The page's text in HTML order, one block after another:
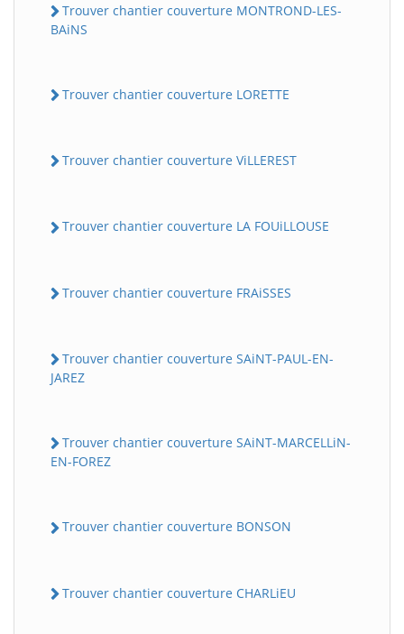
Trouver chantier couverture MONTROND-LES-
BAiNS
Trouver chantier couverture LORETTE
Trouver chantier couverture ViLLEREST
Trouver chantier couverture LA FOUiLLOUSE
Trouver chantier couverture FRAiSSES
Trouver chantier couverture SAiNT-PAUL-EN-
JAREZ
Trouver chantier couverture SAiNT-MARCELLiN-
EN-FOREZ
Trouver chantier couverture BONSON
Trouver chantier couverture CHARLiEU